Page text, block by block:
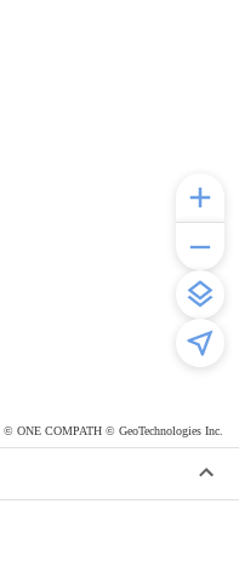
© ONE COMPATH © GeoTechnologies Inc.